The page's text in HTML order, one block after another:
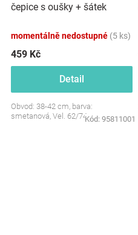
čepice s oušky + šátek
momentálně nedostupné (5 ks)
459 Kč
Detail
Obvod: 38-42 cm, barva:
smetanová, Vel. 62/74Kód: 95811001